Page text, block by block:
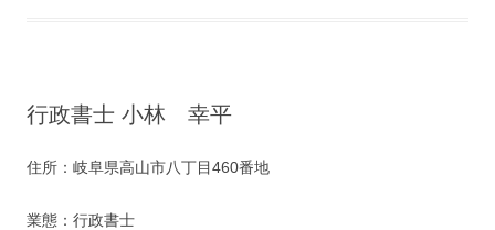
行政書士 小林 幸平
住所：岐阜県高山市八丁目460番地
業態：行政書士